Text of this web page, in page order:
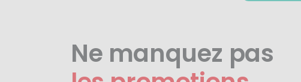
Ne manquez pas